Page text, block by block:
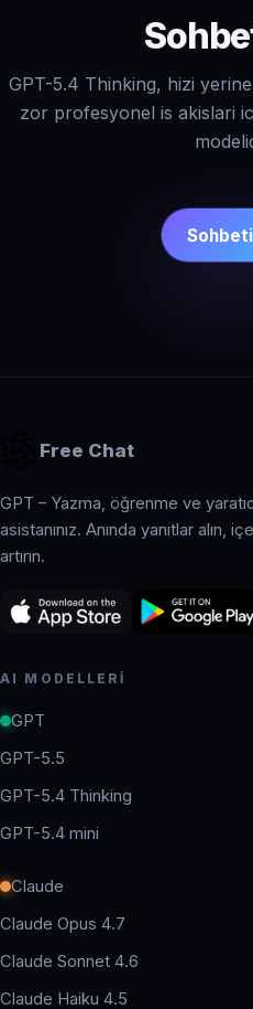
GPT-5.4 Thinking, hizi
zor profesyonel is akislari
Free Chat
GPT – Yazma, öğrenme ve
asistanınız. Anında yanıtlar alın,
artırın.
AI MODELLERI
GPT
GPT-5.5
GPT-5.4 Thinking
GPT-5.4 mini
Claude
Claude Opus 4.7
Claude Sonnet 4.6
Claude Haiku 4.5